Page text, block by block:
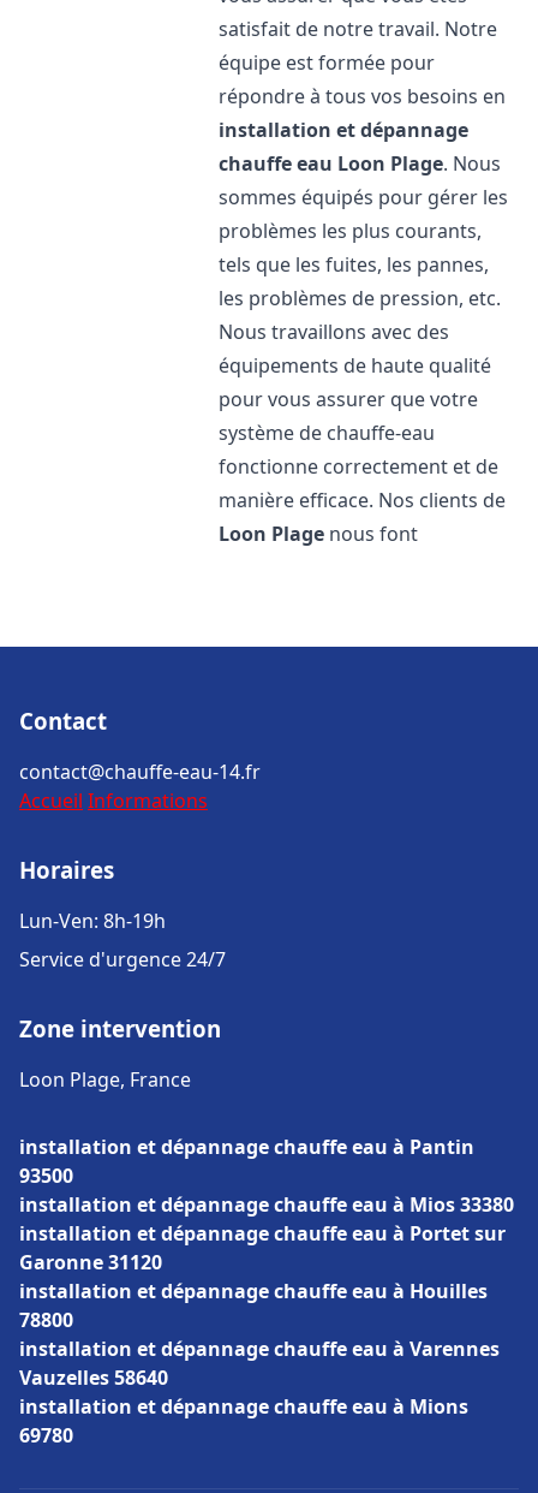
satisfait de notre travail. Notre
équipe est formée pour
répondre à tous vos besoins en
installation et dépannage
chauffe eau Loon Plage. Nous
sommes équipés pour gérer les
problèmes les plus courants,
tels que les fuites, les pannes,
les problèmes de pression, etc.
Nous travaillons avec des
équipements de haute qualité
pour vous assurer que votre
système de chauffe-eau
fonctionne correctement et de
manière efficace. Nos clients de
Loon Plage nous font
Contact
contact@chauffe-eau-14.fr
Accueil Informations
Horaires
Lun-Ven: 8h-19h
Service d'urgence 24/7
Zone intervention
Loon Plage, France
installation et dépannage chauffe eau à Pantin
93500
installation et dépannage chauffe eau à Mios 33380
installation et dépannage chauffe eau à Portet sur
Garonne 31120
installation et dépannage chauffe eau à Houilles
78800
installation et dépannage chauffe eau à Varennes
Vauzelles 58640
installation et dépannage chauffe eau à Mions
69780